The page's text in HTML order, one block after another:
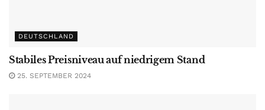
DEUTSCHLAND
Stabiles Preisniveau auf niedrigem Stand
25. SEPTEMBER 2024